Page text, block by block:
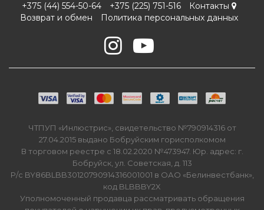
+375 (44) 554-50-64 +375 (225) 751-516
Контакты
Возврат и обмен
Политика персональных данных
ЧТПУП «Инлюстрис», свидетельство №790914316 от
27.04.2015 выдано Бобруйским горисполкомом
В торговом реестре с 18.02.2020 №473947. Юр. адрес: г.
Бобруйск, ул. Советская, д. 113
Р/с BY86BLBB30120790914316001001 в ОАО «Белинвестбанк»,
код BLBBBY2X
Уполномоченный продавца рассматривать обращения